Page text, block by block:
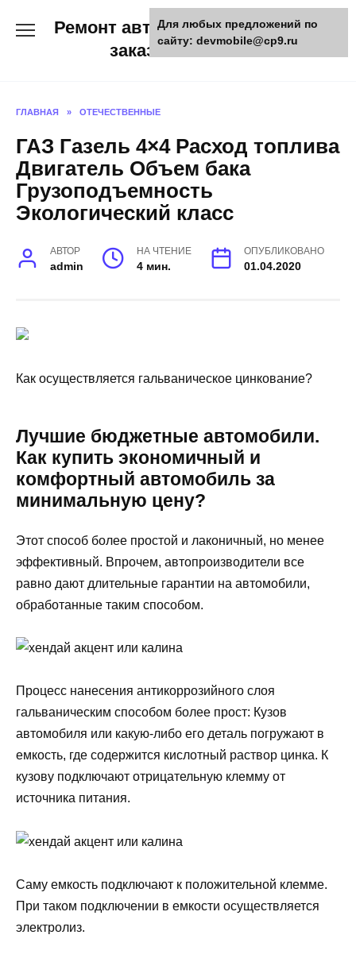
Ремонт авто и мото техники,
заказ запчастей
ГЛАВНАЯ » ОТЕЧЕСТВЕННЫЕ
ГАЗ Газель 4×4 Расход топлива
Двигатель Объем бака
Грузоподъемность
Экологический класс
АВТОР
admin
НА ЧТЕНИЕ
4 мин.
ОПУБЛИКОВАНО
01.04.2020
Как осуществляется гальваническое цинкование?
Лучшие бюджетные автомобили.
Как купить экономичный и
комфортный автомобиль за
минимальную цену?
Этот способ более простой и лаконичный, но менее
эффективный. Впрочем, автопроизводители все
равно дают длительные гарантии на автомобили,
обработанные таким способом.
Процесс нанесения антикоррозийного слоя
гальваническим способом более прост: Кузов
автомобиля или какую-либо его деталь погружают в
емкость, где содержится кислотный раствор цинка. К
кузову подключают отрицательную клемму от
источника питания.
Саму емкость подключают к положительной клемме.
При таком подключении в емкости осуществляется
электролиз.
Для любых предложений по
сайту: devmobile@cp9.ru